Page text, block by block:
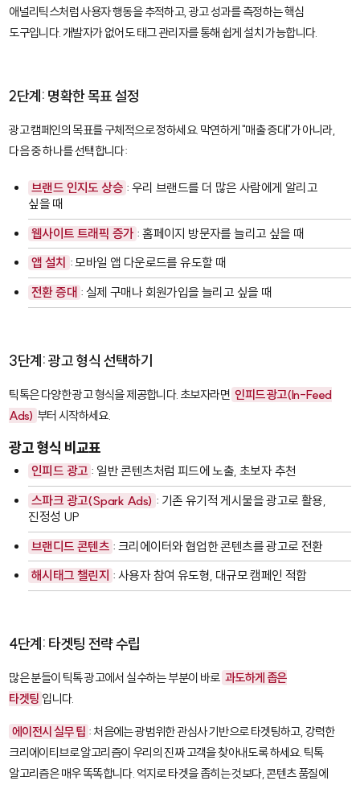
애널리틱스처럼 사용자 행동을 추적하고, 광고 성과를 측정하는 핵심
도구입니다. 개발자가 없어도 태그 관리자를 통해 쉽게 설치 가능합니다.
2단계: 명확한 목표 설정
광고 캠페인의 목표를 구체적으로 정하세요. 막연하게 "매출 증대"가 아니라,
다음 중 하나를 선택합니다:
브랜드 인지도 상승 : 우리 브랜드를 더 많은 사람에게 알리고
싶을 때
웹사이트 트래픽 증가 : 홈페이지 방문자를 늘리고 싶을 때
앱 설치 : 모바일 앱 다운로드를 유도할 때
전환 증대 : 실제 구매나 회원가입을 늘리고 싶을 때
3단계: 광고 형식 선택하기
틱톡은 다양한 광고 형식을 제공합니다. 초보자라면 인피드 광고(In-Feed
Ads) 부터 시작하세요.
광고 형식 비교표
인피드 광고 : 일반 콘텐츠처럼 피드에 노출, 초보자 추천
스파크 광고(Spark Ads) : 기존 유기적 게시물을 광고로 활용,
진정성 UP
브랜디드 콘텐츠 : 크리에이터와 협업한 콘텐츠를 광고로 전환
해시태그 챌린지 : 사용자 참여 유도형, 대규모 캠페인 적합
4단계: 타겟팅 전략 수립
많은 분들이 틱톡 광고에서 실수하는 부분이 바로 과도하게 좁은
타겟팅 입니다.
에이전시 실무 팁 : 처음에는 광범위한 관심사 기반으로 타겟팅하고, 강력한
크리에이티브로 알고리즘이 우리의 진짜 고객을 찾아내도록 하세요. 틱톡
알고리즘은 매우 똑똑합니다. 억지로 타겟을 좁히는 것보다, 콘텐츠 품질에